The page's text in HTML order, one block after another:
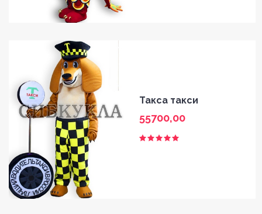
Такса такси
55700,00